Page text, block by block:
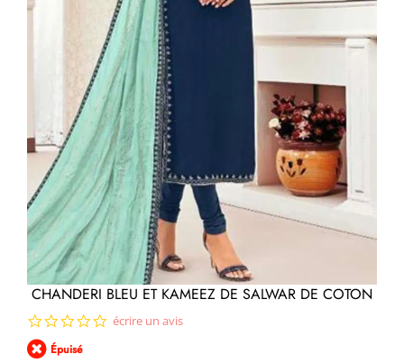
Passer
début
de
la
CHANDERI BLEU ET KAMEEZ DE SALWAR DE COTON
0.0
écrire un avis
Épuisé